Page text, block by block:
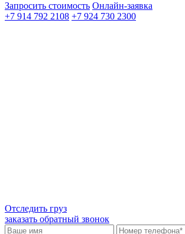
Запросить стоимость Онлайн-заявка
+7 914 792 2108 +7 924 730 2300
Отследить груз
заказать обратный звонок